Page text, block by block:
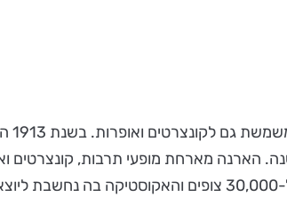
הארנה מארחת מופעי תרבות, קונצרטים
אתם כבר בוורונה. צופים מכל רחבי אירופה ותבל מגיעים אליה, במיוחד לפסטיבל הקיץ.